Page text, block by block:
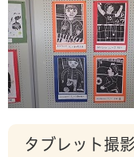
タブレット撮